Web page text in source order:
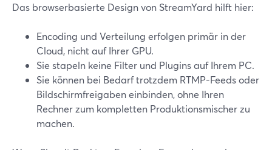
Das browserbasierte Design von StreamYard hilft hier:
Encoding und Verteilung erfolgen primär in der
Cloud, nicht auf Ihrer GPU.
Sie stapeln keine Filter und Plugins auf Ihrem PC.
Sie können bei Bedarf trotzdem RTMP-Feeds oder
Bildschirmfreigaben einbinden, ohne Ihren
Rechner zum kompletten Produktionsmischer zu
machen.